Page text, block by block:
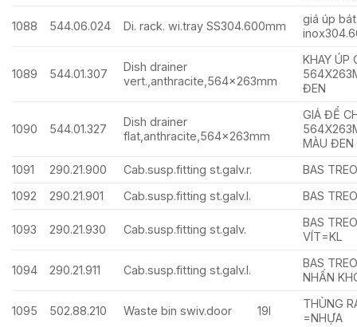
1088 544.06.024 Di. rack. wi.tray SS304.600mm
giá úp
1089 544.01.307
Dish drainer
vert.,anthracite,564x263mm
KHAY ÚP
ĐEN
1090 544.01.327
Dish drainer
flat,anthracite,564x263mm
GIÁ ĐỂ
MÀU ĐEN
1091
290.21.900 Cab.susp.fitting st.galv.r.
BAS
1092
290.21.901 Cab.susp.fitting st.galv.l. BAS
1093 290.21.930 Cab.susp.fitting st.galv.
BAS
VÍT=KL
1094 290.21.911 Cab.susp.fitting st.galv.l.
BAS
NHẤN
1095 502.88.210 Waste bin swiv.door 19l
THÙNG
=NHỰA